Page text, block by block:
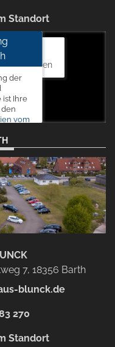
Standort
Damgarten
der
ist Ihre
vom
7, 18356 Barth
blunck.de
270
Standort